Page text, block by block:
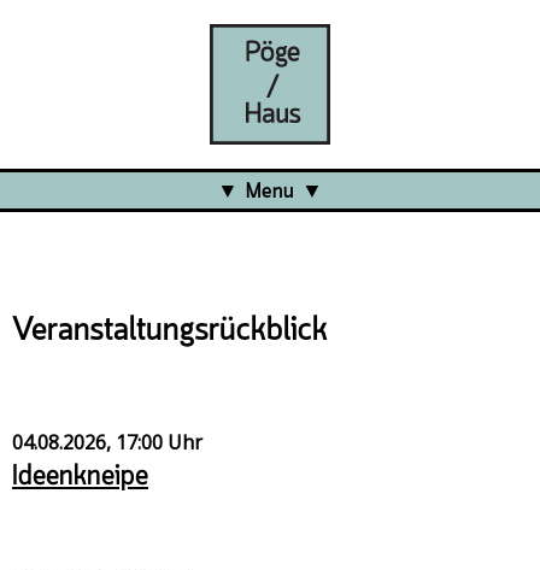
Menu
Über uns
Veranstaltungsrückblick
04.08.2026, 17:00 Uhr
Ideenkneipe